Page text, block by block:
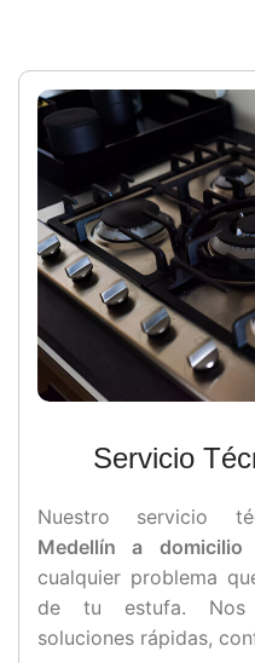
Servicio
Nuestro servicio
Medellín a domicilio
cualquier problema
de tu estufa. Nos
soluciones rápidas,